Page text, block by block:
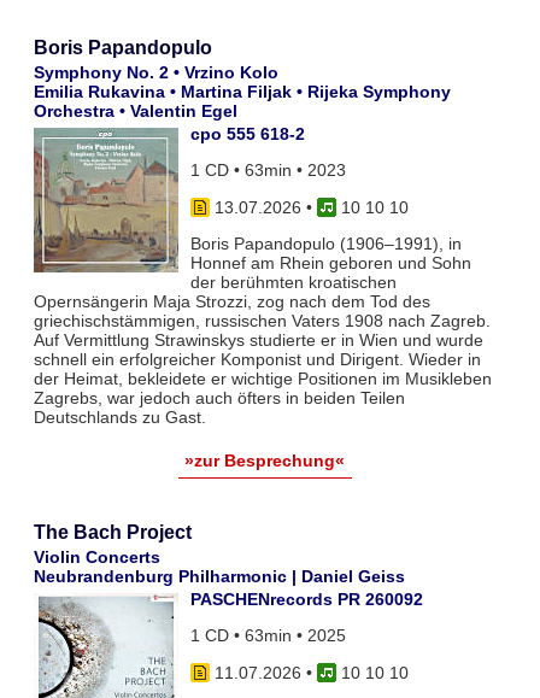
Boris Papandopulo
Symphony No. 2 • Vrzino Kolo
Emilia Rukavina • Martina Filjak • Rijeka Symphony
Orchestra • Valentin Egel
cpo 555 618-2
1 CD • 63min • 2023
13.07.2026 •
10 10 10
Boris Papandopulo (1906–1991), in
Honnef am Rhein geboren und Sohn
der berühmten kroatischen
Opernsängerin Maja Strozzi, zog nach dem Tod des
griechischstämmigen, russischen Vaters 1908 nach Zagreb.
Auf Vermittlung Strawinskys studierte er in Wien und wurde
schnell ein erfolgreicher Komponist und Dirigent. Wieder in
der Heimat, bekleidete er wichtige Positionen im Musikleben
Zagrebs, war jedoch auch öfters in beiden Teilen
Deutschlands zu Gast.
»zur Besprechung«
The Bach Project
Violin Concerts
Neubrandenburg Philharmonic | Daniel Geiss
PASCHENrecords PR 260092
1 CD • 63min • 2025
11.07.2026 •
10 10 10